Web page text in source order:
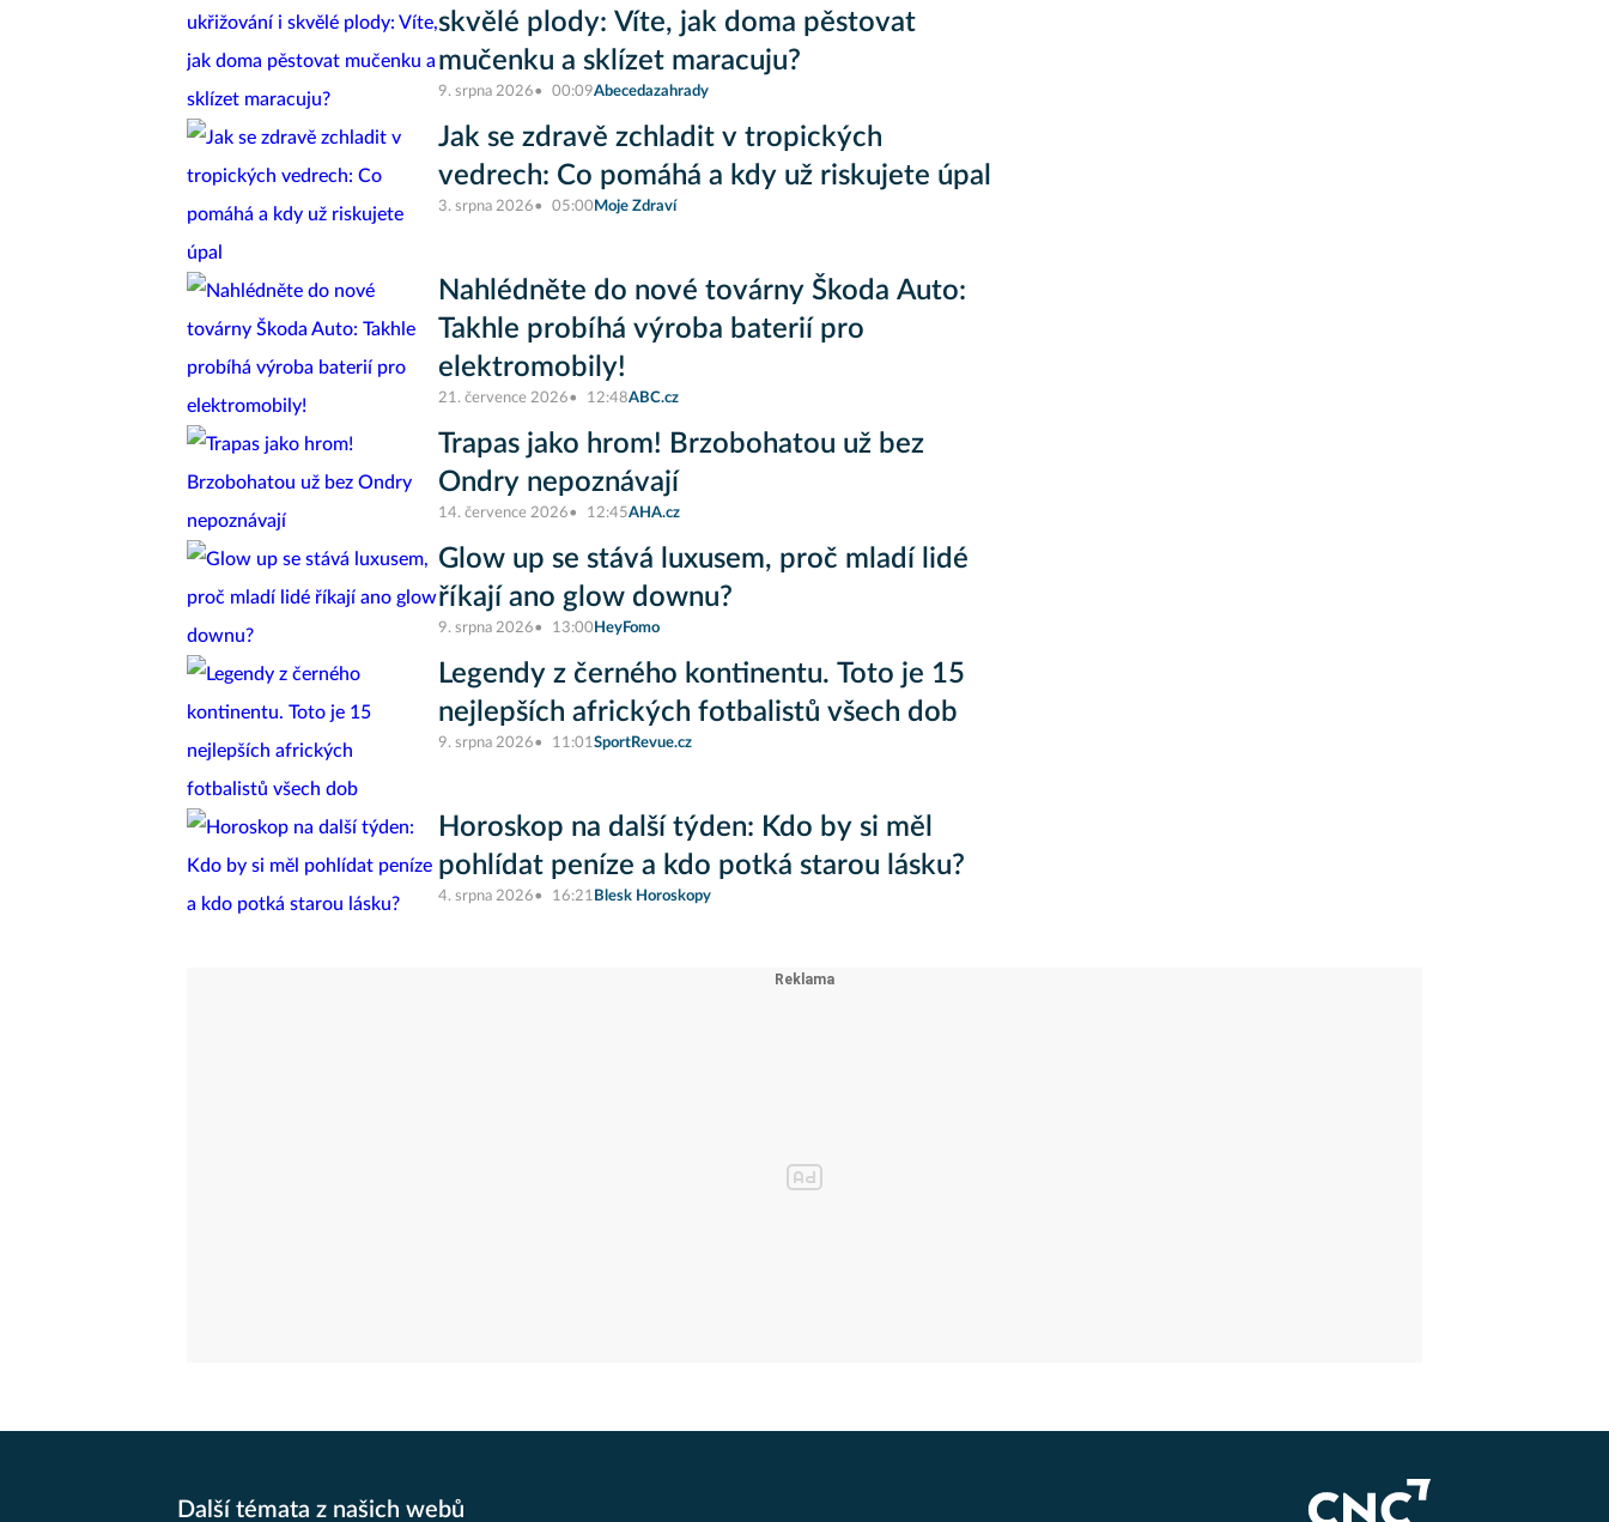
skvělé plody: Víte, jak doma pěstovat
mučenku a sklízet maracuju?
9. srpna 2026 00:09Abecedazahrady
Jak se zdravě zchladit v tropických
vedrech: Co pomáhá a kdy už riskujete úpal
3. srpna 2026 05:00 Moje Zdraví
Nahlédněte do nové továrny Škoda Auto:
Takhle probíhá výroba baterií pro
elektromobily!
21. července 2026 12:48ABC.cz
Trapas jako hrom! Brzobohatou už bez
Ondry nepoznávají
14. července 2026 12:45AHA.cz
Glow up se stává luxusem, proč mladí lidé
říkají ano glow downu?
9. srpna 2026 13:00 HeyFomo
Legendy z černého kontinentu. Toto je 15
nejlepších afrických fotbalistů všech dob
9. srpna 2026 11:01SportRevue.cz
Horoskop na další týden: Kdo by si měl
pohlídat peníze a kdo potká starou lásku?
4. srpna 2026 16:21 Blesk Horoskopy
Další témata z našich webů